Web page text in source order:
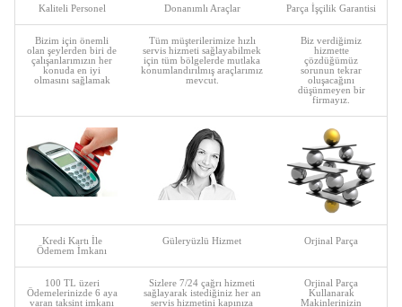
Kaliteli Personel Donanımlı Araçlar Parça İşçilik Garantisi
Bizim için önemli
olan şeylerden biri de
çalışanlarımızın her
konuda en iyi
olmasını sağlamak
Tüm müşterilerimize hızlı
servis hizmeti sağlayabilmek
için tüm bölgelerde mutlaka
konumlandırılmış araçlarımız
mevcut.
Biz verdiğimiz
hizmette
çözdüğümüz
sorunun tekrar
oluşacağını
düşünmeyen bir
firmayız.
Kredi Kartı İle
Ödemem İmkanı
Güleryüzlü Hizmet Orjinal Parça
100 TL üzeri
Ödemelerinizde 6 aya
varan taksint imkanı
Sizlere 7/24 çağrı hizmeti
sağlayarak istediğiniz her an
servis hizmetini kapınıza
Orjinal Parça
Kullanarak
Makinlerinizin